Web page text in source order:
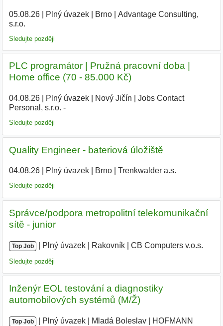
05.08.26| Plný úvazek| Brno|
Advantage Consulting,
s.r.o.
Sledujte později
PLC programátor | Pružná pracovní doba |
Home office (70 - 85.000 Kč)
04.08.26| Plný úvazek| Nový Jičín
Jobs Contact
Personal, s.r.o. -
Sledujte později
Quality Engineer - bateriová úložiště
04.08.26| Plný úvazek| Brno| Trenkwalder a.s.
Sledujte později
Správce/podpora metropolitní telekomunikační
sítě - junior
Top Job Plný úvazek Rakovník CB Computers v.o.s.
Sledujte později
Inženýr EOL testování a diagnostiky
automobilových systémů (M/Ž)
Top Job Plný úvazek Mladá Boleslav
HOFMANN